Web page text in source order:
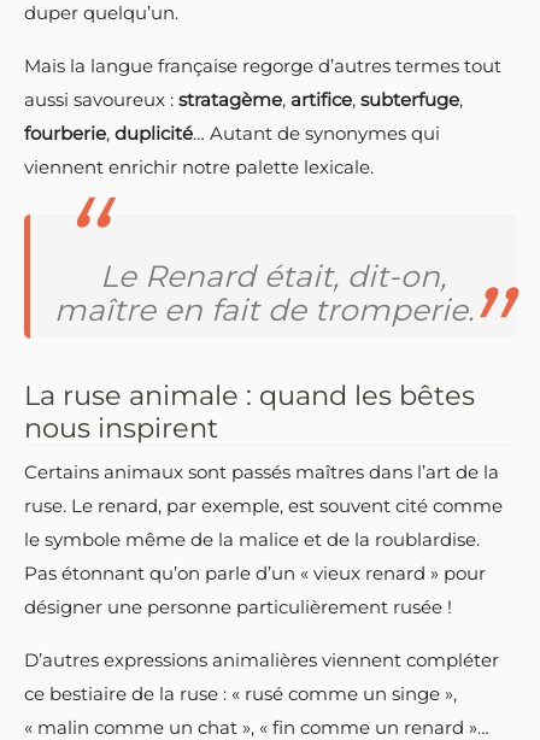
duper quelqu’un.
Mais la langue française regorge d’autres termes tout
aussi savoureux : stratagème, artifice, subterfuge,
fourberie, duplicité… Autant de synonymes qui
viennent enrichir notre palette lexicale.
Le Renard était, dit-on,
maître en fait de tromperie.
La ruse animale : quand les bêtes
nous inspirent
Certains animaux sont passés maîtres dans l’art de la
ruse. Le renard, par exemple, est souvent cité comme
le symbole même de la malice et de la roublardise.
Pas étonnant qu’on parle d’un « vieux renard » pour
désigner une personne particulièrement rusée !
D’autres expressions animalières viennent compléter
ce bestiaire de la ruse : « rusé comme un singe »,
« malin comme un chat », « fin comme un renard »…